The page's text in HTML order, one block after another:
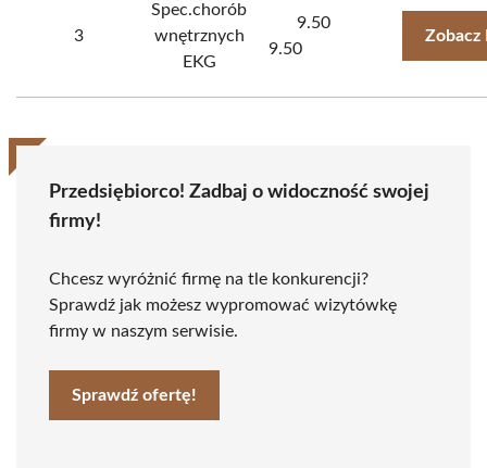
3
Spec.chorób
wnętrznych
EKG
9.50
9.50
Zobacz
Przedsiębiorco! Zadbaj o widoczność swojej
firmy!
Chcesz wyróżnić firmę na tle konkurencji?
Sprawdź jak możesz wypromować wizytówkę
firmy w naszym serwisie.
Sprawdź ofertę!